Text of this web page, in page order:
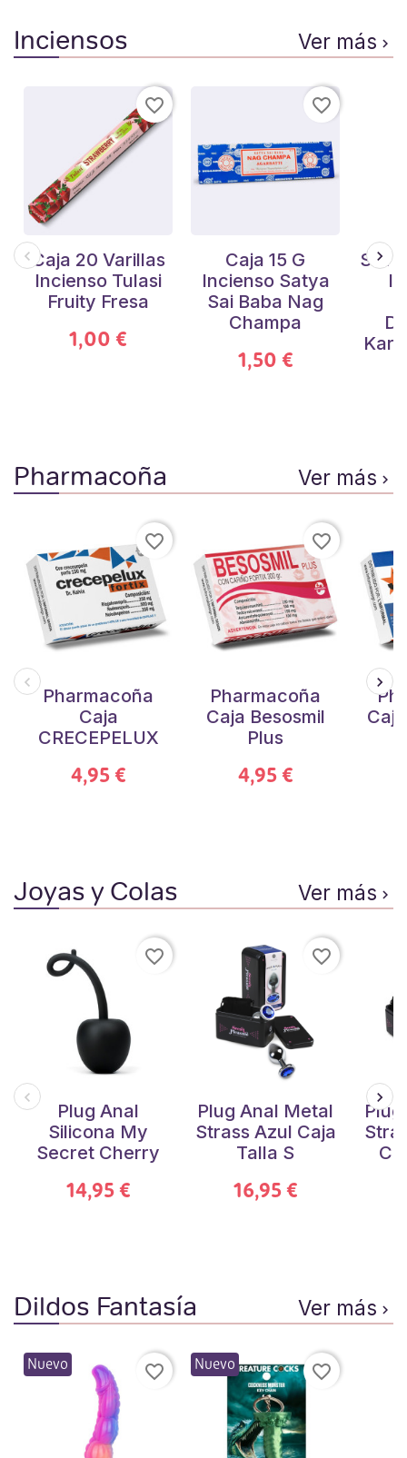
Inciensos Ver más 
Caja 20 Varillas
Incienso Tulasi
Fruity Fresa
1,00 €
favorite_border
Caja 15 G
Incienso Satya
Sai Baba Nag
Champa
1,50 €
favorite_border
Set
Pharmacoña Ver más 
Pharmacoña
Caja
CRECEPELUX
4,95 €
favorite_border
Pharmacoña
Caja Besosmil
Plus
4,95 €
favorite_border
Joyas y Colas Ver más 
Plug Anal
Silicona My
Secret Cherry
14,95 €
favorite_border
Plug Anal Metal
Strass Azul Caja
Talla S
16,95 €
favorite_border
Dildos Fantasía Ver más 
Nuevo favorite_border Nuevo favorite_border